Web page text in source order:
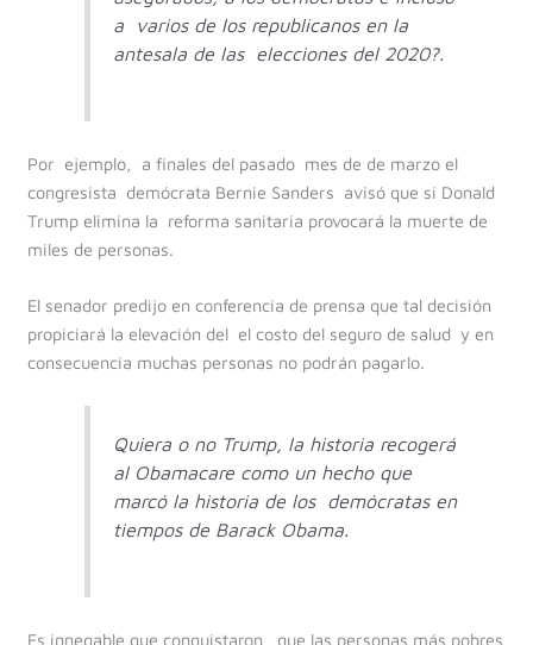
a varios de los republicanos en la
antesala de las elecciones del 2020?.
Por ejemplo, a finales del pasado mes de de marzo el
congresista demócrata Bernie Sanders avisó que si Donald
Trump elimina la reforma sanitaria provocará la muerte de
miles de personas.
El senador predijo en conferencia de prensa que tal decisión
propiciará la elevación del el costo del seguro de salud y en
consecuencia muchas personas no podrán pagarlo.
Quiera o no Trump, la historia recogerá
al Obamacare como un hecho que
marcó la historia de los demócratas en
tiempos de Barack Obama.
Es innegable que conquistaron que las personas más pobres